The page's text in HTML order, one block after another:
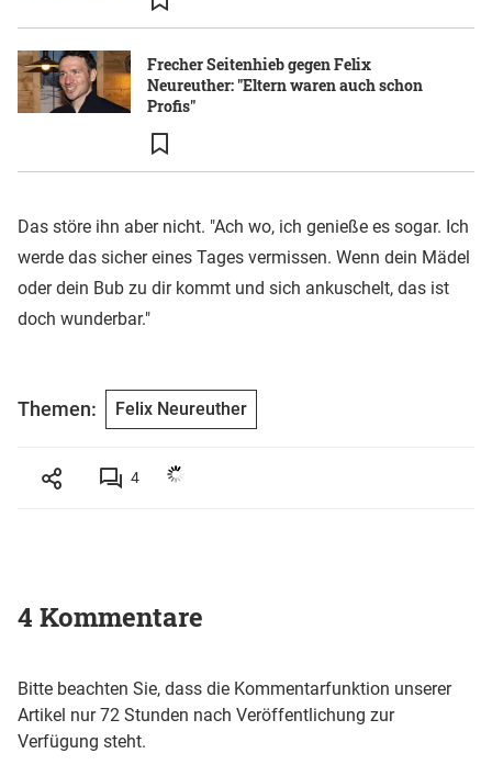
Frecher Seitenhieb gegen Felix
Neureuther: "Eltern waren auch schon
Profis"
Das störe ihn aber nicht. "Ach wo, ich genieße es sogar. Ich
werde das sicher eines Tages vermissen. Wenn dein Mädel
oder dein Bub zu dir kommt und sich ankuschelt, das ist
doch wunderbar."
Themen: Felix Neureuther
4
4 Kommentare
Bitte beachten Sie, dass die Kommentarfunktion unserer
Artikel nur 72 Stunden nach Veröffentlichung zur
Verfügung steht.